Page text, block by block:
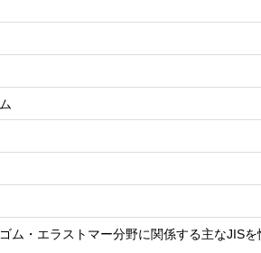
ム・エラストマー分野に関係する主なJISを